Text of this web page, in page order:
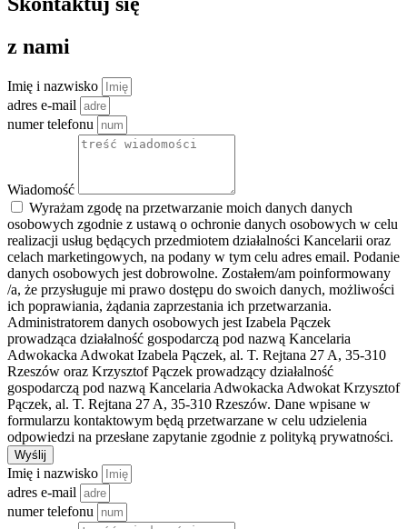
z nami
Imię i nazwisko
adres e-mail
numer telefonu
Wiadomość
Wyrażam zgodę na przetwarzanie moich danych danych
osobowych zgodnie z ustawą o ochronie danych osobowych w celu
realizacji usług będących przedmiotem działalności Kancelarii oraz
celach marketingowych, na podany w tym celu adres email. Podanie
danych osobowych jest dobrowolne. Zostałem/am poinformowany
/a, że przysługuje mi prawo dostępu do swoich danych, możliwości
ich poprawiania, żądania zaprzestania ich przetwarzania.
Administratorem danych osobowych jest Izabela Pączek
prowadząca działalność gospodarczą pod nazwą Kancelaria
Adwokacka Adwokat Izabela Pączek, al. T. Rejtana 27 A, 35-310
Rzeszów oraz Krzysztof Pączek prowadzący działalność
gospodarczą pod nazwą Kancelaria Adwokacka Adwokat Krzysztof
Pączek, al. T. Rejtana 27 A, 35-310 Rzeszów. Dane wpisane w
formularzu kontaktowym będą przetwarzane w celu udzielenia
odpowiedzi na przesłane zapytanie zgodnie z polityką prywatności.
Wyślij
Imię i nazwisko
adres e-mail
numer telefonu